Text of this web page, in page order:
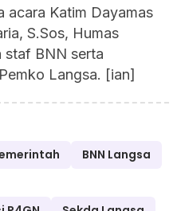
acara Katim Dayamas
S.Sos, Humas
staf BNN serta
Langsa. [ian]
BNN Langsa